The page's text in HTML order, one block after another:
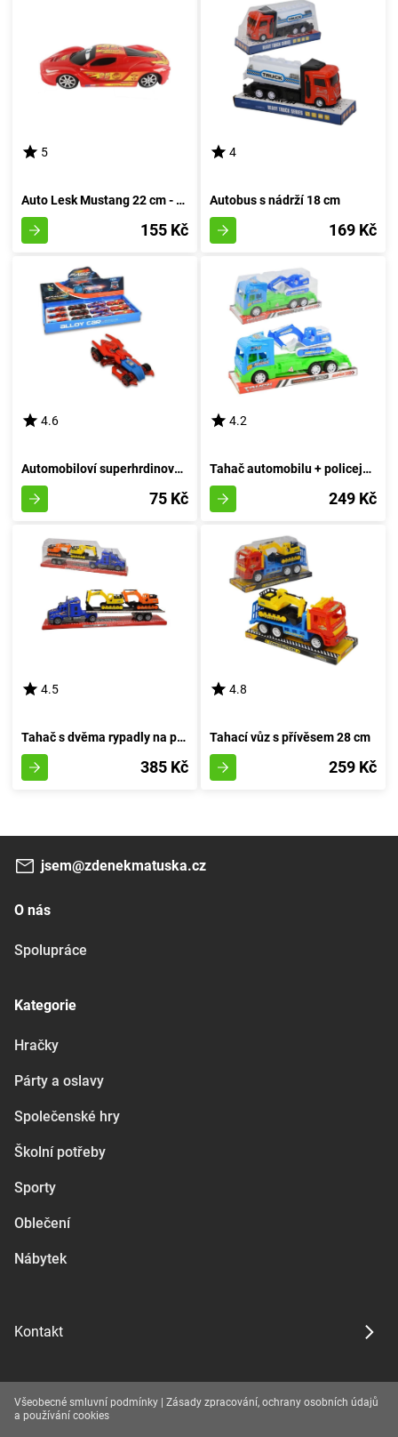
5
Auto Lesk Mustang 22 cm - rudá
155 Kč
4
Autobus s nádrží 18 cm
169 Kč
4.6
Automobiloví superhrdinové - A
75 Kč
4.2
Tahač automobilu + policejní rypadlo
249 Kč
4.5
Tahač s dvěma rypadly na pásu
385 Kč
4.8
Tahací vůz s přívěsem 28 cm
259 Kč
jsem@zdenekmatuska.cz
O nás
Spolupráce
Kategorie
Hračky
Párty a oslavy
Společenské hry
Školní potřeby
Sporty
Oblečení
Nábytek
Kontakt
Všeobecné smluvní podmínky
Zásady zpracování, ochrany osobních údajů
a používání cookies